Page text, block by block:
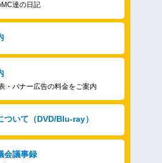
達の日記
・バナー広告の料金をご案内
ついて（DVD/Blu-ray）
会議事録